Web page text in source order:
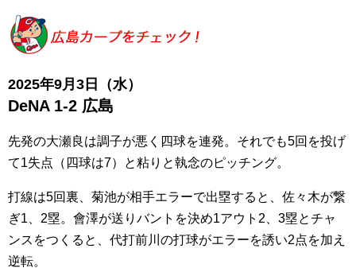
2025年9月3日（水）
DeNA 1-2 広島
先発の大瀬良は調子が悪く四球を連発。それでも5回を投げ
て1失点（四球は7）と粘りと執念のピッチング。
打線は5回裏、菊池が相手エラーで出塁すると、佐々木が繋
ぎ1、2塁。會澤が送りバントを決め1アウト2、3塁とチャ
ンスをつくると、代打前川の打球がエラーを誘い2点を加え
逆転。